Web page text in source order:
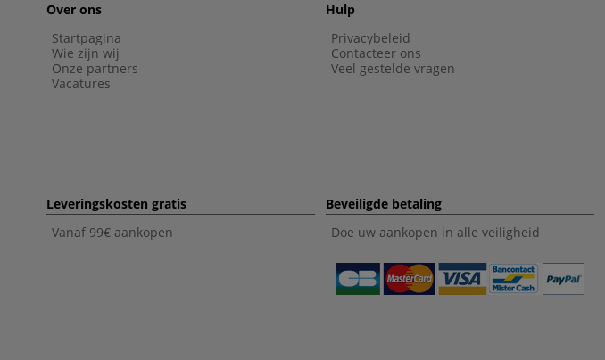
Over ons
Startpagina
Wie zijn wij
Onze partners
Vacatures
Hulp
Privacybeleid
Contacteer ons
Veel gestelde vragen
Leveringskosten gratis
Vanaf 99€ aankopen
Beveiligde betaling
Doe uw aankopen in alle veiligheid